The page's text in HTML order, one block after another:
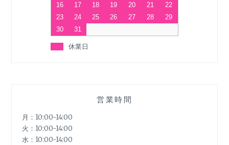
16
17 18 19 20 21
22
23
24 25 26 27 28
29
30
31
休業日
営業時間
月：10:00-14:00
火：10:00-14:00
水：10:00-14:00